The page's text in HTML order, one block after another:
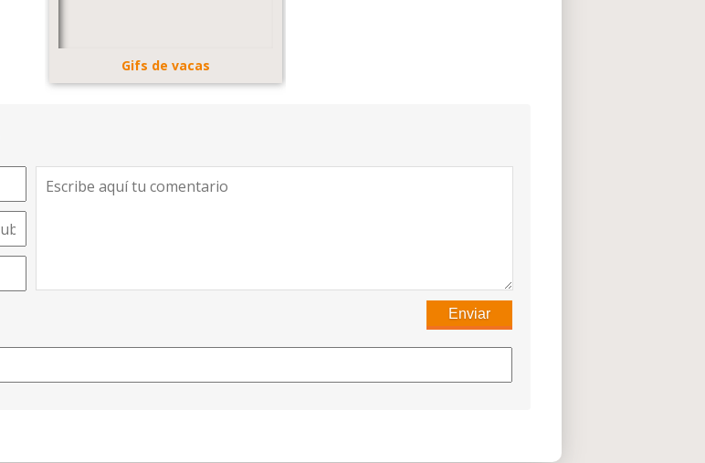
Gifs de vacas